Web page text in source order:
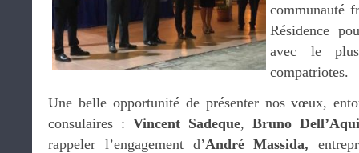
communauté
Résidence
avec le
compatriotes.
Une belle opportunité de présenter nos vœux,
consulaires : Vincent Sadeque, Bruno
rappeler l’engagement d’André Massida,